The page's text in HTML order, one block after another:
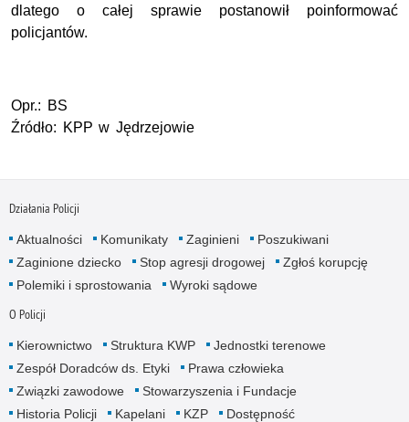
dlatego o całej sprawie postanowił poinformować
policjantów.
Opr.: BS
Źródło: KPP w Jędrzejowie
Działania Policji
Aktualności Komunikaty Zaginieni
Poszukiwani
Zaginione dziecko
Stop agresji drogowej
Zgłoś korupcję
Polemiki i sprostowania
Wyroki sądowe
O Policji
Kierownictwo Struktura KWP
Jednostki terenowe
Zespół Doradców ds. Etyki
Prawa człowieka
Związki zawodowe
Stowarzyszenia i Fundacje
Historia Policji
Kapelani KZP
Dostępność